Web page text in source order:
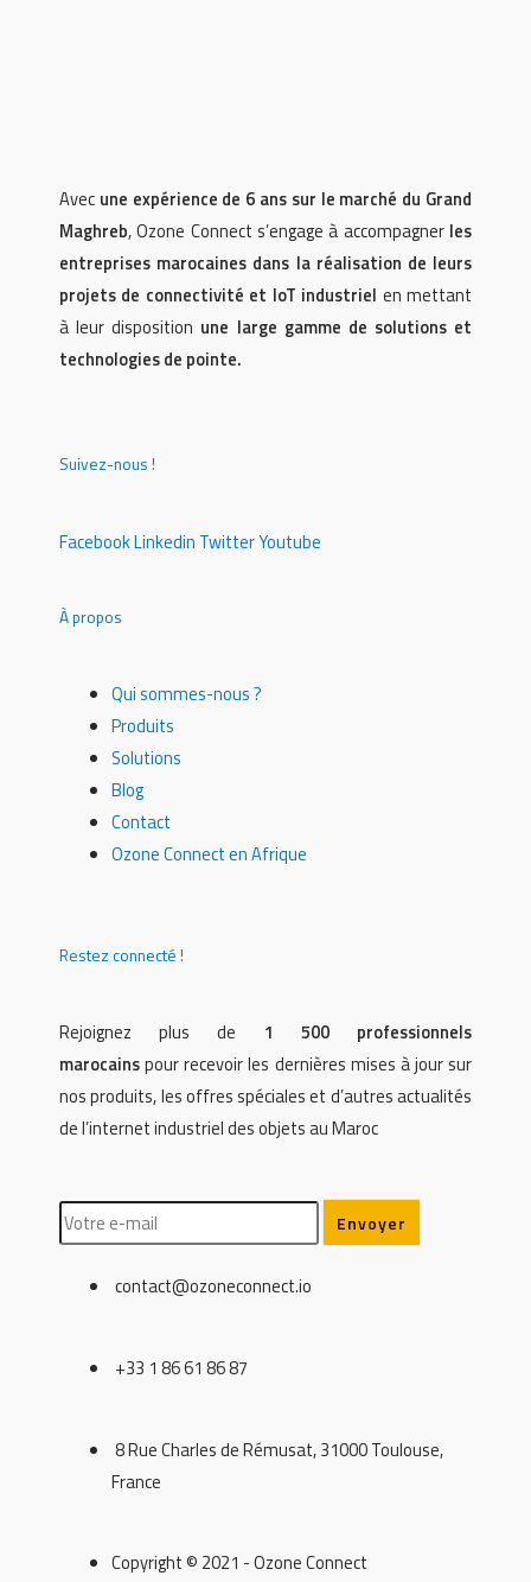
Avec une expérience de 6 ans sur le marché du Grand
Maghreb, Ozone Connect s’engage à accompagner les
entreprises marocaines dans la réalisation de leurs
projets de connectivité et IoT industriel en mettant
à leur disposition une large gamme de solutions et
technologies de pointe.
Suivez-nous !
FacebookLinkedin TwitterYoutube
À propos
Qui sommes-nous ?
Produits
Solutions
Blog
Contact
Ozone Connect en Afrique
Restez connecté !
Rejoignez plus de 1 500 professionnels
marocainspour recevoir les dernières mises à jour sur
nos produits, les offres spéciales et d’autres actualités
de l’internet industriel des objets au Maroc
contact@ozoneconnect.io
+33 1 86 61 86 87
8 Rue Charles de Rémusat, 31000 Toulouse,
France
Copyright © 2021 - Ozone Connect